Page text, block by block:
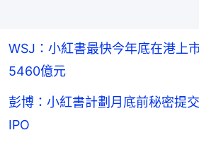
WSJ：小紅書最快今年底在港上
5460億元
彭博：小紅書計劃月底前秘密提
IPO